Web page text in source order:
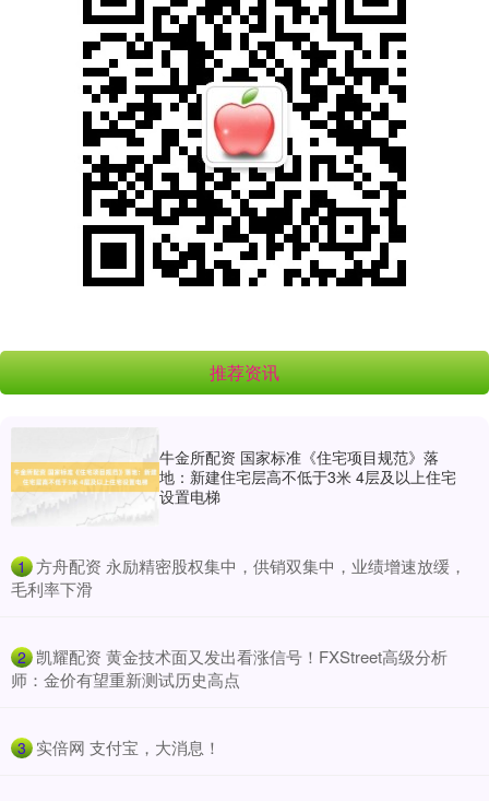
推荐资讯
牛金所配资 国家标准《住宅项目规范》落
地：新建住宅层高不低于3米 4层及以上住宅
设置电梯
1 ​方舟配资 永励精密股权集中，供销双集中，业绩增速放缓，
毛利率下滑
2 ​凯耀配资 黄金技术面又发出看涨信号！FXStreet高级分析
师：金价有望重新测试历史高点
3 ​实倍网 支付宝，大消息！